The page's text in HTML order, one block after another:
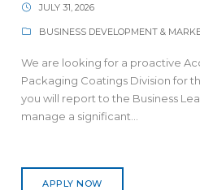
JULY 31, 2026
BUSINESS DEVELOPMENT &
We are looking for a proactive
Packaging Coatings Division for
you will report to the Business
manage a significant...
APPLY NOW